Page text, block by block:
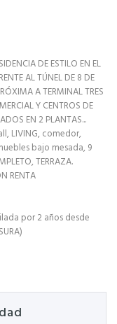
DE ESTILO EN EL
AL TÚNEL DE 8 DE
A TERMINAL TRES
Y CENTROS DE
EN 2 PLANTAS...
LIVING, comedor,
bajo mesada, 9
TERRAZA.
RENTA
por 2 años desde